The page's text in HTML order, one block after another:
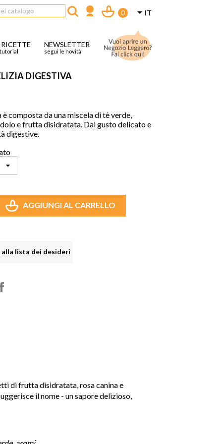
IT
0
NEWSLETTER
segui le novità
DIGESTIVA
composta da una miscela di tè verde,
e frutta disidratata. Dal gusto delicato e
digestive.
AGGIUNGI AL CARRELLO
lista dei desideri
di frutta disidratata, rosa canina e
il nome - un sapore delizioso,